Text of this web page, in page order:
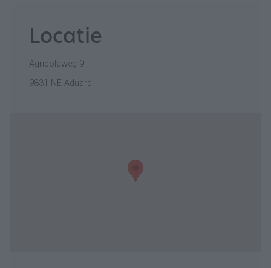
Locatie
Agricolaweg 9
9831 NE Aduard